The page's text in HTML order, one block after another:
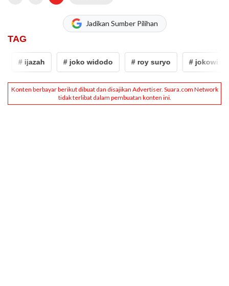
Jadikan Sumber Pilihan
TAG
# ijazah # joko widodo # roy suryo # jokowi